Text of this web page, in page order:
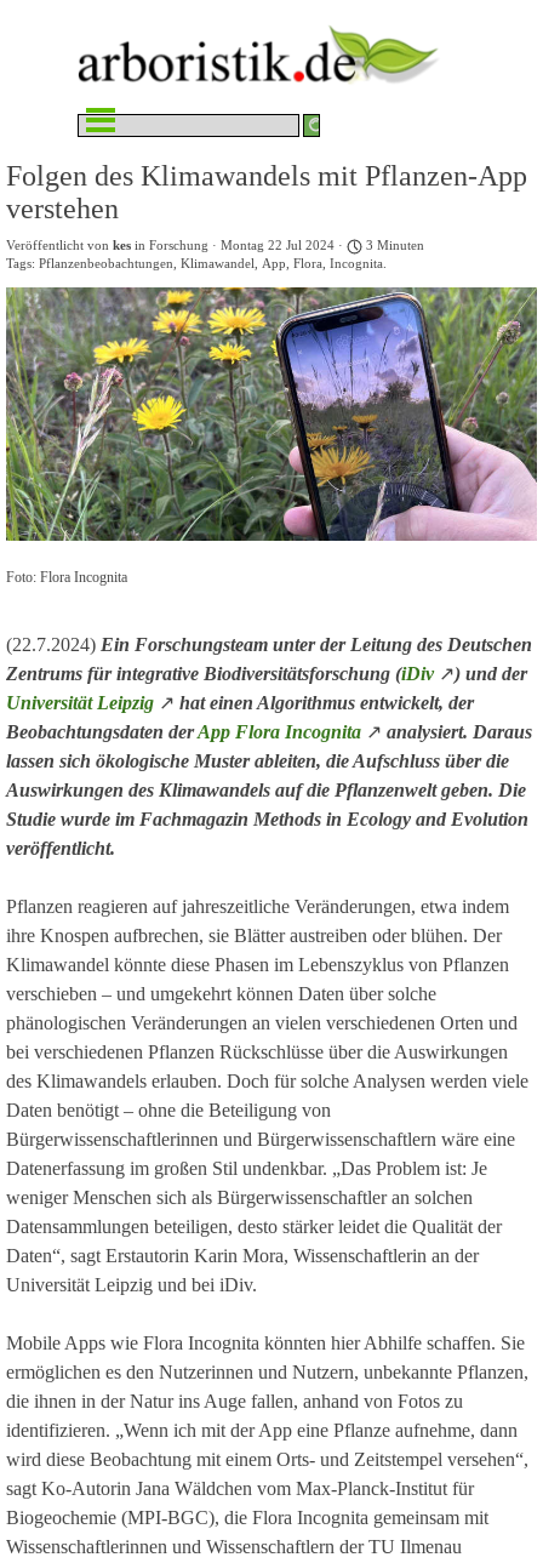
Menü überspringen
Folgen des Klimawandels mit Pflanzen-App
verstehen
Veröffentlicht von kes in Forschung · Montag 22 Jul 2024 ·
3 Minuten
Tags: Pflanzenbeobachtungen Klimawandel App Flora Incognita.
Foto: Flora Incognita
(22.7.2024) Ein Forschungsteam unter der Leitung des Deutschen
Zentrums für integrative Biodiversitätsforschung (iDiv ↗) und der
Universität Leipzig ↗ hat einen Algorithmus entwickelt, der
Beobachtungsdaten derApp Flora Incognita ↗ analysiert. Daraus
lassen sich ökologische Muster ableiten, die Aufschluss über die
Auswirkungen des Klimawandels auf die Pflanzenwelt geben. Die
Studie wurde im Fachmagazin Methods in Ecology and Evolution
veröffentlicht.
Pflanzen reagieren auf jahreszeitliche Veränderungen, etwa indem
ihre Knospen aufbrechen, sie Blätter austreiben oder blühen. Der
Klimawandel könnte diese Phasen im Lebenszyklus von Pflanzen
verschieben – und umgekehrt können Daten über solche
phänologischen Veränderungen an vielen verschiedenen Orten und
bei verschiedenen Pflanzen Rückschlüsse über die Auswirkungen
des Klimawandels erlauben. Doch für solche Analysen werden viele
Daten benötigt – ohne die Beteiligung von
Bürgerwissenschaftlerinnen und Bürgerwissenschaftlern wäre eine
Datenerfassung im großen Stil undenkbar. „Das Problem ist: Je
weniger Menschen sich als Bürgerwissenschaftler an solchen
Datensammlungen beteiligen, desto stärker leidet die Qualität der
Daten“, sagt Erstautorin Karin Mora, Wissenschaftlerin an der
Universität Leipzig und bei iDiv.
Mobile Apps wie Flora Incognita könnten hier Abhilfe schaffen. Sie
ermöglichen es den Nutzerinnen und Nutzern, unbekannte Pflanzen,
die ihnen in der Natur ins Auge fallen, anhand von Fotos zu
identifizieren. „Wenn ich mit der App eine Pflanze aufnehme, dann
wird diese Beobachtung mit einem Orts- und Zeitstempel versehen“,
sagt Ko-Autorin Jana Wäldchen vom Max-Planck-Institut für
Biogeochemie (MPI-BGC), die Flora Incognita gemeinsam mit
Wissenschaftlerinnen und Wissenschaftlern der TU Ilmenau